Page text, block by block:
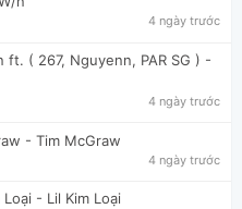
4 ngày trước
ft. ( 267, Nguyenn, PAR SG ) -
4 ngày trước
- Tim McGraw
4 ngày trước
Loại - Lil Kim Loại